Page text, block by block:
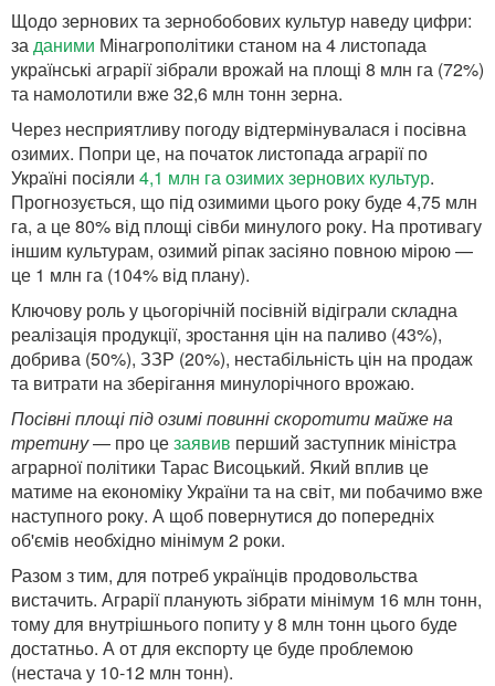
Щодо зернових та зернобобових культур наведу цифри:
заданими Мінагрополітики станом на 4 листопада
українські аграрії зібрали врожай на площі 8 млн га (72%)
та намолотили вже 32,6 млн тонн зерна.
Через несприятливу погоду відтермінувалася і посівна
озимих. Попри це, на початок листопада аграрії по
Україні посіяли 4,1 млн га озимих зернових культур.
Прогнозується, що під озимими цього року буде 4,75 млн
га, а це 80% від площі сівби минулого року. На противагу
іншим культурам, озимий ріпак засіяно повною мірою —
це 1 млн га (104% від плану).
Ключову роль у цьогорічній посівній відіграли складна
реалізація продукції, зростання цін на паливо (43%),
добрива (50%), ЗЗР (20%), нестабільність цін на продаж
та витрати на зберігання минулорічного врожаю.
Посівні площі під озимі повинні скоротити майже на
третину— про цезаявив перший заступник міністра
аграрної політики Тарас Висоцький. Який вплив це
матиме на економіку України та на світ, ми побачимо вже
наступного року. А щоб повернутися до попередніх
об'ємів необхідно мінімум 2 роки.
Разом з тим, для потреб українців продовольства
вистачить. Аграрії планують зібрати мінімум 16 млн тонн,
тому для внутрішнього попиту у 8 млн тонн цього буде
достатньо. А от для експорту це буде проблемою
(нестача у 10-12 млн тонн).